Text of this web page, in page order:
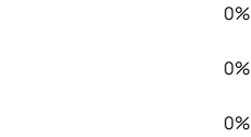
0%
0%
0%